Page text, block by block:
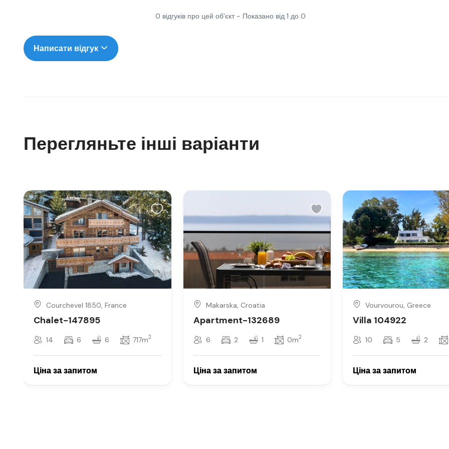
0 відгуків про цей об'єкт - Показано від 1 до 0
Написати відгук
Перегляньте інші варіанти
Courchevel 1850, France
Chalet-147895
14 6 6 717m2
Makarska, Croatia
Apartment-132689
6 2 1 0m2
Vourvourou, Greece
Villa 104922
10 5 2